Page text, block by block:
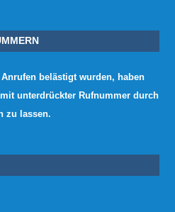
belästigt wurden, haben
unterdrückter Rufnummer durch
zu lassen.